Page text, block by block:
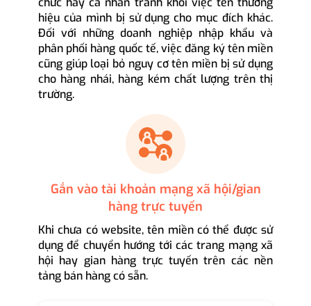
hiệu của mình bị sử dụng cho mục đích khác.
Đối với những doanh nghiệp nhập khẩu và
phân phối hàng quốc tế, việc đăng ký tên miền
cũng giúp loại bỏ nguy cơ tên miền bị sử dụng
cho hàng nhái, hàng kém chất lượng trên thị
trường.
Gắn vào tài khoản mạng xã hội/gian
hàng trực tuyến
Khi chưa có website, tên miền có thể được sử
dụng để chuyển hướng tới các trang mạng xã
hội hay gian hàng trực tuyến trên các nền
tảng bán hàng có sẵn.